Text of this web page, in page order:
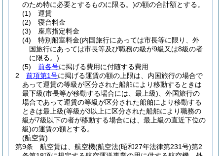
のため特に必要とするものに限る。)の額の合計額とする。
(1)
運賃
(2)
寝台料金
(3)
座席指定料金
(4)
特別船室料金(内国旅行にあっては市長等に限り、外
国旅行にあっては市長等及び職務の級が9級又は8級の者
に限る。)
(5)
前各号に掲げる費用に付随する費用
2
前項第1号に掲げる運賃の額の上限は、内国旅行の場合で
あって運賃の等級が区分された船舶により移動するときは
最下級(市長等が移動する場合には、最上級) 、外国旅行の
場合であって運賃の等級が区分された船舶により移動する
ときは最上級(等級が3以上に区分された船舶により職務の
級が7級以下の者が移動する場合には、最上級の直近下位の
級)の運賃の額とする。
(航空賃)
第9条
航空賃は、航空機(航空法(昭和27年法律第231号)第2